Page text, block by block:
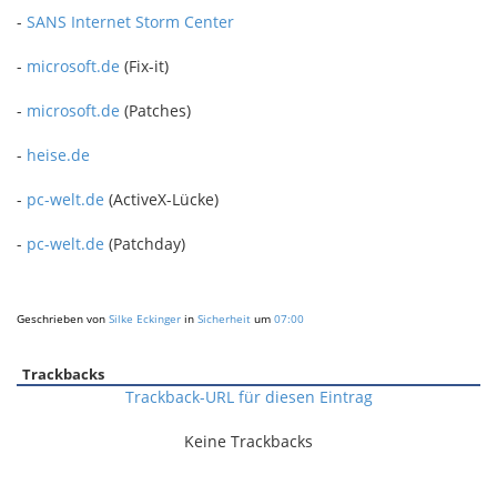
- SANS Internet Storm Center
- microsoft.de (Fix-it)
- microsoft.de (Patches)
- heise.de
- pc-welt.de (ActiveX-Lücke)
- pc-welt.de (Patchday)
Geschrieben von Silke Eckinger in Sicherheit um 07:00
Trackbacks
Trackback-URL für diesen Eintrag
Keine Trackbacks